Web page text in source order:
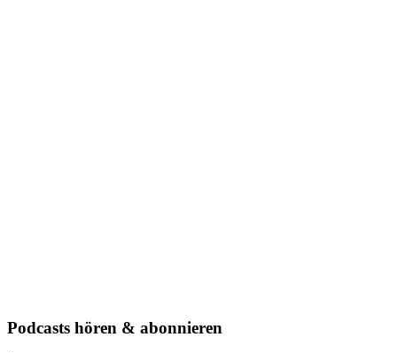
Podcasts hören & abonnieren